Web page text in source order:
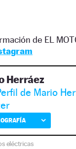
de EL
Herráez
de Mario
eléctricas